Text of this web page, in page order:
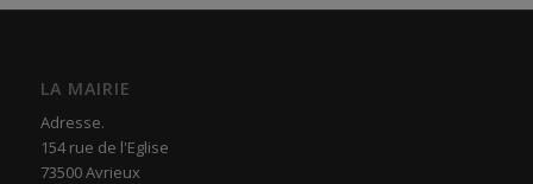
LA MAIRIE
Adresse.
154 rue de l'Eglise
73500 Avrieux